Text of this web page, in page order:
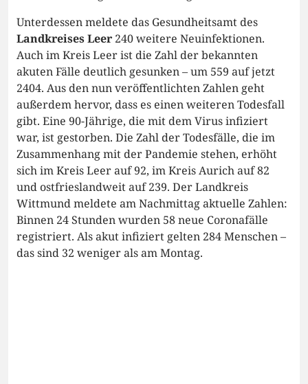
Unterdessen meldete das Gesundheitsamt des
Landkreises Leer 240 weitere Neuinfektionen.
Auch im Kreis Leer ist die Zahl der bekannten
akuten Fälle deutlich gesunken – um 559 auf jetzt
2404. Aus den nun veröffentlichten Zahlen geht
außerdem hervor, dass es einen weiteren Todesfall
gibt. Eine 90-Jährige, die mit dem Virus infiziert
war, ist gestorben. Die Zahl der Todesfälle, die im
Zusammenhang mit der Pandemie stehen, erhöht
sich im Kreis Leer auf 92, im Kreis Aurich auf 82
und ostfrieslandweit auf 239. Der Landkreis
Wittmund meldete am Nachmittag aktuelle Zahlen:
Binnen 24 Stunden wurden 58 neue Coronafälle
registriert. Als akut infiziert gelten 284 Menschen –
das sind 32 weniger als am Montag.